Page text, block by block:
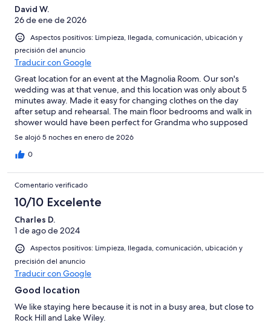
David W.
26 de ene de 2026
Aspectos positivos: Limpieza, llegada, comunicación, ubicación y
precisión del anuncio
Traducir con Google
Great location for an event at the Magnolia Room. Our son's
wedding was at that venue, and this location was only about 5
minutes away. Made it easy for changing clothes on the day
after setup and rehearsal. The main floor bedrooms and walk in
shower would have been perfect for Grandma who supposed
to come with us, but her heath didn't allow her to travel. Two
dedicated parking spaces right in front were very nice. It was
too chilly while we were there to enjoy the back patio and grill,
Se alojó 5 noches en enero de 2026
0
Comentario verificado
10/10 Excelente
Charles D.
1 de ago de 2024
Aspectos positivos: Limpieza, llegada, comunicación, ubicación y
precisión del anuncio
Traducir con Google
Good location
We like staying here because it is not in a busy area, but close to
Rock Hill and Lake Wiley.